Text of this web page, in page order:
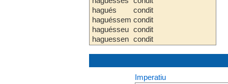
hagués
haguéssem
haguésseu
haguessen
condit
condit
condit
condit
Imperatiu